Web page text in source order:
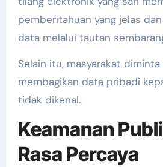
pemberitahuan yang jelas
data melalui tautan
Selain itu, masyarakat
membagikan data pribadi
tidak dikenal.
Keamanan
Rasa Percaya